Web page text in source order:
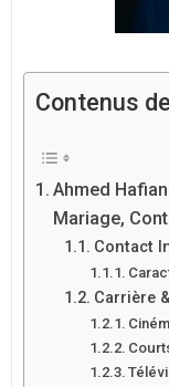
Contenus
Ahmed
Mariage,
Contact
Carrière